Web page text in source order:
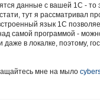
данные с вашей 1С - то
тут я рассматривал
язык 1С
самой программой -
в локалке, поэтому,
мне на мыло